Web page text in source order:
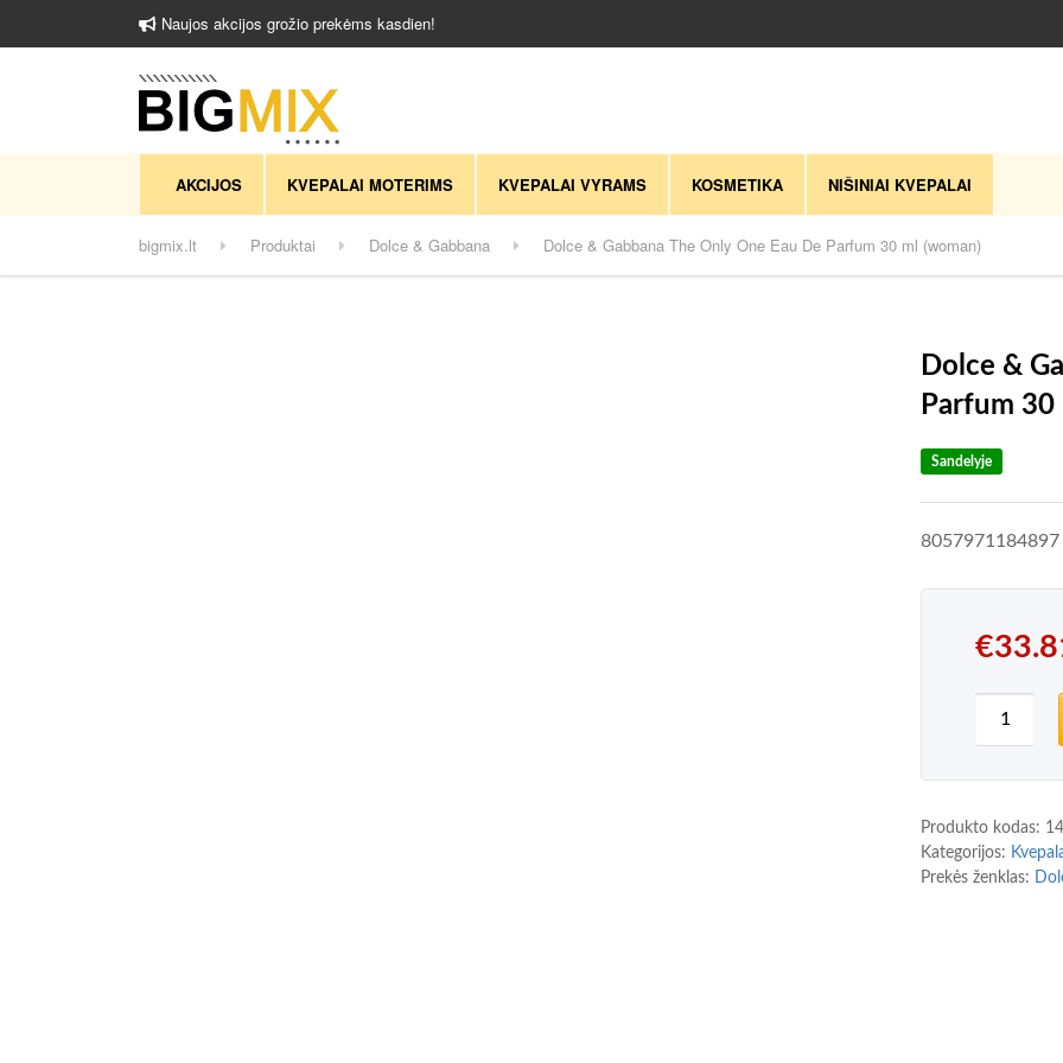
Naujos akcijos grožio prekėms kasdien!
AKCIJOS KVEPALAI MOTERIMS KVEPALAI VYRAMS KOSMETIKA NIŠINIAI KVEPALAI
bigmix.lt Produktai Dolce & Gabbana Dolce & Gabbana The Only One Eau De Parfum 30 ml (woman)
Dolce &
Parfum
Sandelyje
8057971184897
€
Produkto kodas:
Kategorijos:
Prekės ženklas: